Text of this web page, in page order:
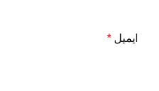
ایمیل *